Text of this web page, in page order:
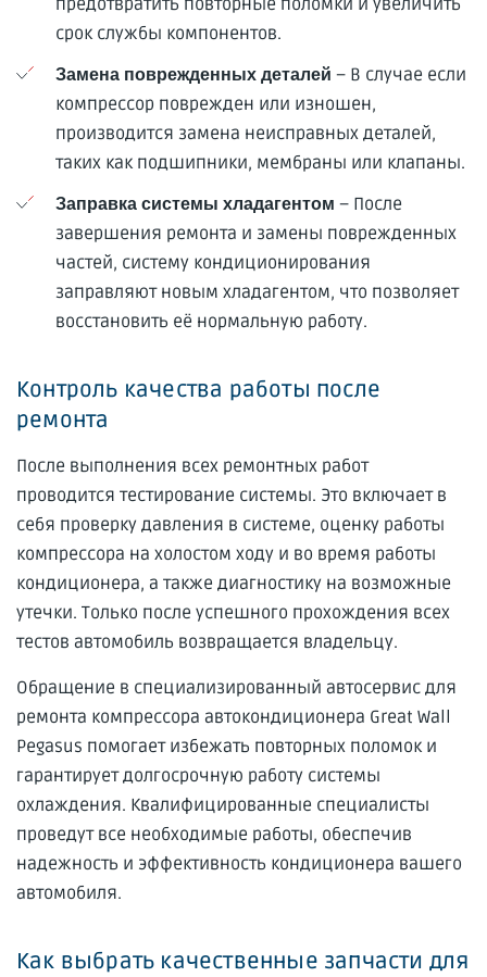
срок службы компонентов.
Замена поврежденных деталей – В случае если
компрессор поврежден или изношен,
производится замена неисправных деталей,
таких как подшипники, мембраны или клапаны.
Заправка системы хладагентом – После
завершения ремонта и замены поврежденных
частей, систему кондиционирования
заправляют новым хладагентом, что позволяет
восстановить её нормальную работу.
Контроль качества работы после
ремонта
После выполнения всех ремонтных работ
проводится тестирование системы. Это включает в
себя проверку давления в системе, оценку работы
компрессора на холостом ходу и во время работы
кондиционера, а также диагностику на возможные
утечки. Только после успешного прохождения всех
тестов автомобиль возвращается владельцу.
Обращение в специализированный автосервис для
ремонта компрессора автокондиционера Great Wall
Pegasus помогает избежать повторных поломок и
гарантирует долгосрочную работу системы
охлаждения. Квалифицированные специалисты
проведут все необходимые работы, обеспечив
надежность и эффективность кондиционера вашего
автомобиля.
Как выбрать качественные запчасти для